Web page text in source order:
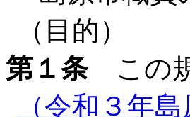
（目的）
第１条この規
（令和３年